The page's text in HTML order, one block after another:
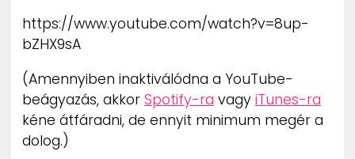
https://www.youtube.com/watch?v=8up-
bZHX9sA
(Amennyiben inaktiválódna a YouTube-
beágyazás, akkor Spotify-ra vagy iTunes-ra
kéne átfáradni, de ennyit minimum megér a
dolog.)